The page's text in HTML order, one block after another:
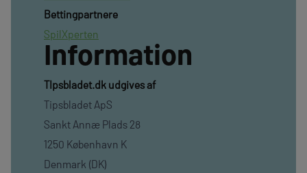
Bettingpartnere
SpilXperten
Information
TIpsbladet.dk udgives af
Tipsbladet ApS
Sankt Annæ Plads 28
1250 København K
Denmark (DK)